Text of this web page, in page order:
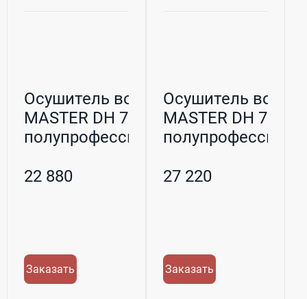
Осушитель воздуха
MASTER DH 731
полупрофессиональн...
22 880
Заказать
Осушитель
MASTER DH 732
27 220
Заказать